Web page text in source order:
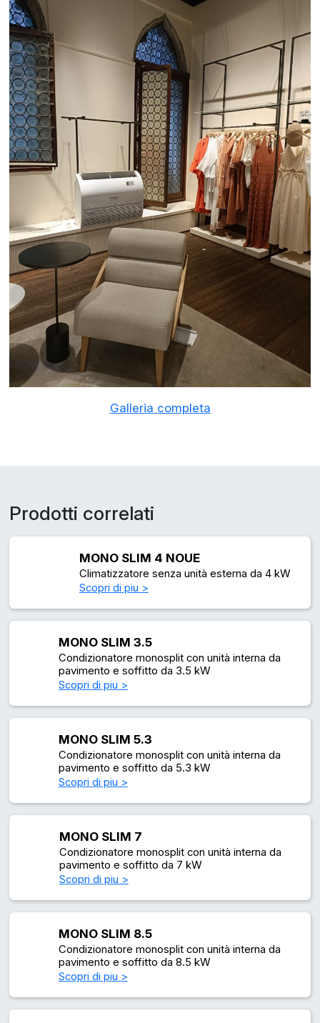
Galleria completa
Prodotti correlati
MONO SLIM 4 NOUE
Climatizzatore senza unità esterna da 4 kW
Scopri di piu >
MONO SLIM 3.5
Condizionatore monosplit con unità interna da
pavimento e soffitto da 3.5 kW
Scopri di piu >
MONO SLIM 5.3
Condizionatore monosplit con unità interna da
pavimento e soffitto da 5.3 kW
Scopri di piu >
MONO SLIM 7
Condizionatore monosplit con unità interna da
pavimento e soffitto da 7 kW
Scopri di piu >
MONO SLIM 8.5
Condizionatore monosplit con unità interna da
pavimento e soffitto da 8.5 kW
Scopri di piu >